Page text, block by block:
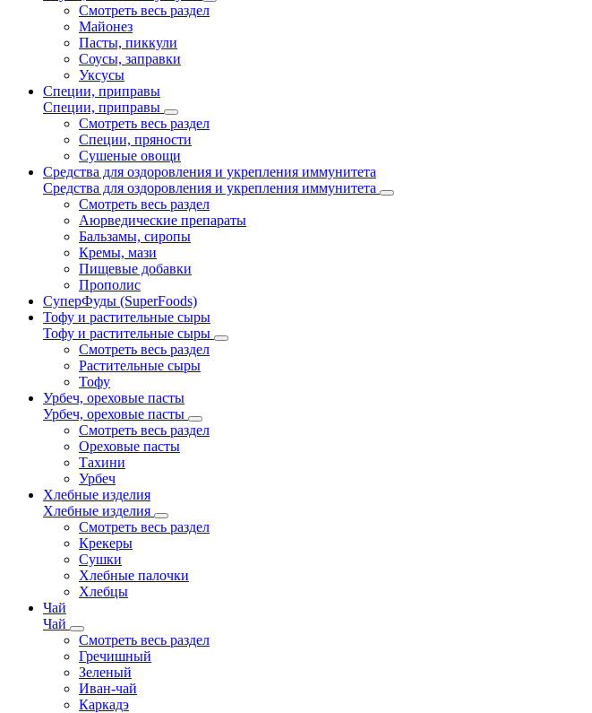
Смотреть весь раздел
Майонез
Пасты, пиккули
Соусы, заправки
Уксусы
Специи, приправы
Специи, приправы
Смотреть весь раздел
Специи, пряности
Сушеные овощи
Средства для оздоровления и укрепления иммунитета
Средства для оздоровления и укрепления иммунитета
Смотреть весь раздел
Аюрведические препараты
Бальзамы, сиропы
Кремы, мази
Пищевые добавки
Прополис
СуперФуды (SuperFoods)
Тофу и растительные сыры
Тофу и растительные сыры
Смотреть весь раздел
Растительные сыры
Тофу
Урбеч, ореховые пасты
Урбеч, ореховые пасты
Смотреть весь раздел
Ореховые пасты
Тахини
Урбеч
Хлебные изделия
Хлебные изделия
Смотреть весь раздел
Крекеры
Сушки
Хлебные палочки
Хлебцы
Чай
Чай
Смотреть весь раздел
Гречишный
Зеленый
Иван-чай
Каркадэ